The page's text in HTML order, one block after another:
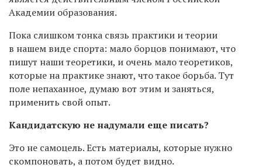
Академии образования.
Пока слишком тонка связь практики и теории
в нашем виде спорта: мало борцов понимают, что
пишут наши теоретики, и очень мало теоретиков,
которые на практике знают, что такое борьба. Тут
поле непаханное, думаю вот этим и заняться,
применить свой опыт.
Кандидатскую не надумали еще писать?
Это не самоцель. Есть материалы, которые нужно
скомпоновать, а потом будет видно.